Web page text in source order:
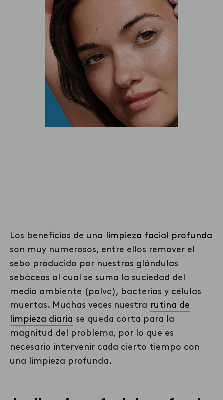
Los beneficios de una limpieza facial profunda
son muy numerosos, entre ellos remover el
sebo producido por nuestras glándulas
sebáceas al cual se suma la suciedad del
medio ambiente (polvo), bacterias y células
muertas. Muchas veces nuestrarutina de
limpieza diariase queda corta para la
magnitud del problema, por lo que es
necesario intervenir cada cierto tiempo con